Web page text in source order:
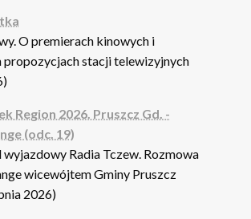
O premierach kinowych i
propozycjach stacji telewizyjnych
Region 2026. Pruszcz Gd. -
(odc. 19)
Radia Tczew. Rozmowa
wicewójtem Gminy Pruszcz
2026)